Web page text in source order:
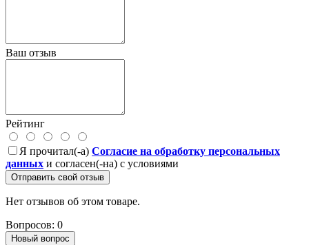
Ваш отзыв
Рейтинг
Я прочитал(-а) Согласие на обработку персональных
данных и согласен(-на) с условиями
Отправить свой отзыв
Нет отзывов об этом товаре.
Вопросов: 0
Новый вопрос